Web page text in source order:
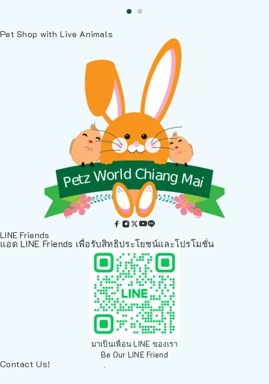
Pet Shop with Live Animals
LINE Friends
แอด LINE Friends เพื่อรับสิทธิประโยชน์และโปรโมชั่น
มาเป็นเพื่อน LINE ของเรา
Be Our LINE Friend
Contact Us!